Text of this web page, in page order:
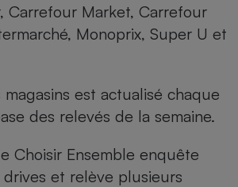
Carrefour Market, Carrefour
Monoprix, Super U et
est actualisé chaque
des relevés de la semaine.
Choisir Ensemble enquête
et relève plusieurs